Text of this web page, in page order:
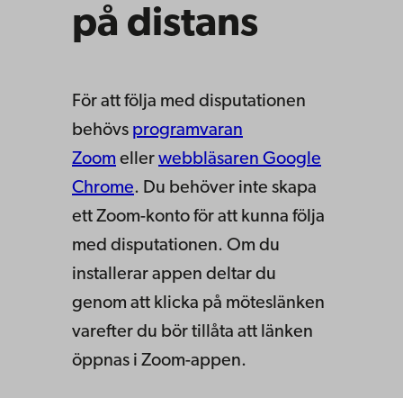
på distans
För att följa med disputationen
behövs programvaran
Zoom eller webbläsaren Google
Chrome. Du behöver inte skapa
ett Zoom-konto för att kunna följa
med disputationen. Om du
installerar appen deltar du
genom att klicka på möteslänken
varefter du bör tillåta att länken
öppnas i Zoom-appen.